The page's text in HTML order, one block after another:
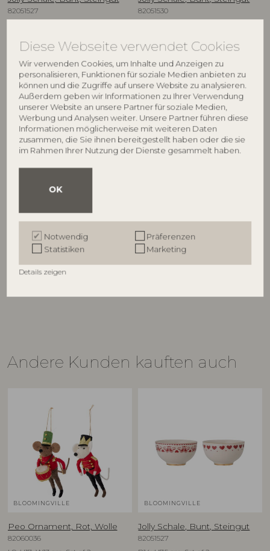
Diese Webseite verwendet Cookies
Wir verwenden Cookies, um Inhalte und Anzeigen zu
personalisieren, Funktionen für soziale Medien anbieten zu
können und die Zugriffe auf unsere Website zu analysieren.
Außerdem geben wir Informationen zu Ihrer Verwendung
unserer Website an unsere Partner für soziale Medien,
Werbung und Analysen weiter. Unsere Partner führen diese
Informationen möglicherweise mit weiteren Daten
zusammen, die Sie ihnen bereitgestellt haben oder die sie
im Rahmen Ihrer Nutzung der Dienste gesammelt haben.
OK
Notwendig
Präferenzen
Statistiken
Marketing
Details zeigen
82051527
41,90
82051530
€ 36,90
82062894
D20xH3 cm
UVP
22,90
NEU
Steingut
82063284
D13xH7 cm, Set of 4
Andere Kunden kauften auch
BLOOMINGVILLE
Peo Ornament, Rot, Wolle
82060036
BLOOMINGVILLE
Jolly Schale, Bunt, Steingut
82051527